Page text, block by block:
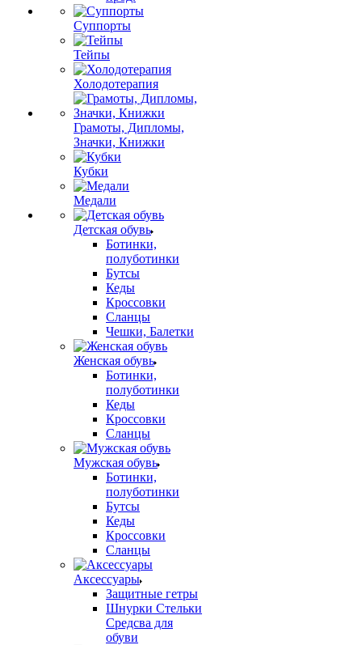
Суппорты
Тейпы
Холодотерапия
Грамоты, Дипломы,
Значки, Книжки
Кубки
Медали
Детская обувь
Ботинки,
полуботинки
Бутсы
Кеды
Кроссовки
Сланцы
Чешки, Балетки
Женская обувь
Ботинки,
полуботинки
Кеды
Кроссовки
Сланцы
Мужская обувь
Ботинки,
полуботинки
Бутсы
Кеды
Кроссовки
Сланцы
Аксессуары
Защитные гетры
Шнурки Стельки
Средсва для
обуви